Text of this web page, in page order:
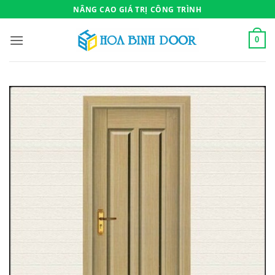
qua
nội
NÂNG CAO GIÁ TRỊ CÔNG TRÌNH
0